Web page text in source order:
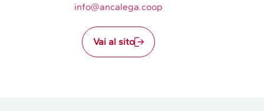
info@ancalega.coop
Vai al sito